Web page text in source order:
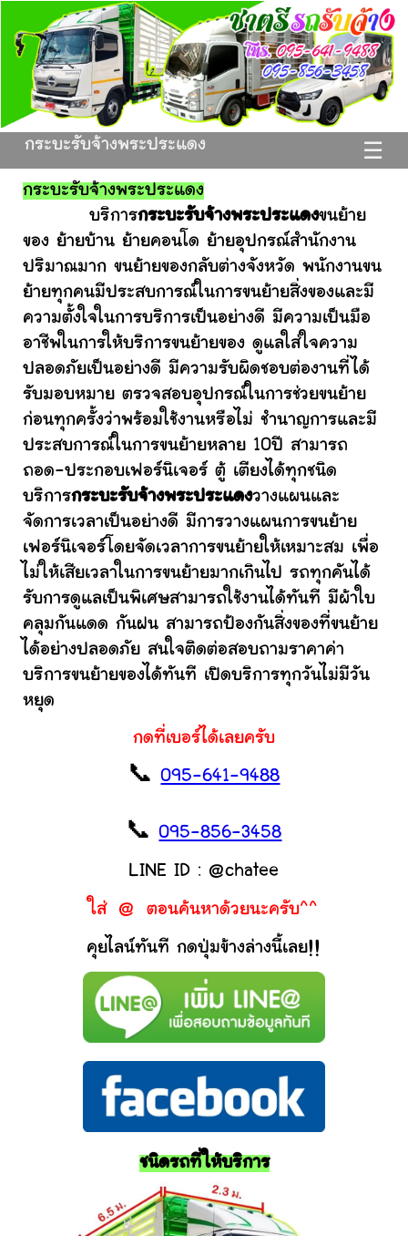
☰
กระบะรับจ้างพระประแดง
กระบะรับจ้างพระประแดง
บริการกระบะรับจ้างพระประแดงขนย้าย
ของ ย้ายบ้าน ย้ายคอนโด ย้ายอุปกรณ์สำนักงาน
ปริมาณมาก ขนย้ายของกลับต่างจังหวัด พนักงานขน
ย้ายทุกคนมีประสบการณ์ในการขนย้ายสิ่งของและมี
ความตั้งใจในการบริการเป็นอย่างดี มีความเป็นมือ
อาชีพในการให้บริการขนย้ายของ ดูแลใส่ใจความ
ปลอดภัยเป็นอย่างดี มีความรับผิดชอบต่องานที่ได้
รับมอบหมาย ตรวจสอบอุปกรณ์ในการช่วยขนย้าย
ก่อนทุกครั้งว่าพร้อมใช้งานหรือไม่ ชำนาญการและมี
ประสบการณ์ในการขนย้ายหลาย 10ปี สามารถ
ถอด-ประกอบเฟอร์นิเจอร์ ตู้ เตียงได้ทุกชนิด
บริการกระบะรับจ้างพระประแดงวางแผนและ
จัดการเวลาเป็นอย่างดี มีการวางแผนการขนย้าย
เฟอร์นิเจอร์โดยจัดเวลาการขนย้ายให้เหมาะสม เพื่อ
ไม่ให้เสียเวลาในการขนย้ายมากเกินไป รถทุกคันได้
รับการดูแลเป็นพิเศษสามารถใช้งานได้ทันที มีผ้าใบ
คลุมกันแดด กันฝน สามารถป้องกันสิ่งของที่ขนย้าย
ได้อย่างปลอดภัย สนใจติดต่อสอบถามราคาค่า
บริการขนย้ายของได้ทันที เปิดบริการทุกวันไม่มีวัน
หยุด
กดที่เบอร์ได้เลยครับ
📞095-641-9488
📞095-856-3458
LINE ID : @chatee
ใส่ @ ตอนค้นหาด้วยนะครับ^^
คุยไลน์ทันที กดปุ่มข้างล่างนี้เลย!!
ชนิดรถที่ให้บริการ